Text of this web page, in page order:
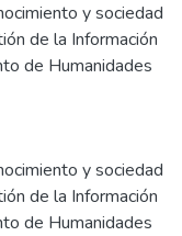
y sociedad
de la Información
de Humanidades
y sociedad
de la Información
de Humanidades